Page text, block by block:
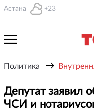
Астана +23
Политика →
Депутат заявил
ЧСИ и